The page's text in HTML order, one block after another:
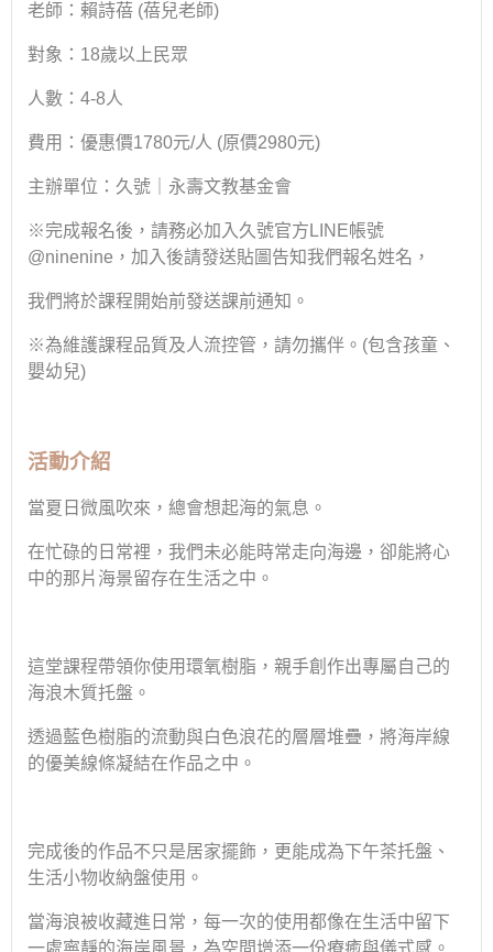
老師：賴詩蓓 (蓓兒老師)
對象： 18歲以上民眾
人數： 4-8 人
費用：優惠價1780元/人 (原價2980元)
主辦單位：久號｜永壽文教基金會
※完成報名後，請務必加入久號官方 LINE帳號
@ninenine ，加入後請發送貼圖告知我們報名姓名，
我們將於課程開始前發送課前通知。
※為維護課程品質及人流控管，請勿攜伴。 (包含孩童、
嬰幼兒)
活動介紹
當夏日微風吹來，總會想起海的氣息。
在忙碌的日常裡，我們未必能時常走向海邊，卻能將心
中的那片海景留存在生活之中。
這堂課程帶領你使用環氧樹脂，親手創作出專屬自己的
海浪木質托盤。
透過藍色樹脂的流動與白色浪花的層層堆疊，將海岸線
的優美線條凝結在作品之中。
完成後的作品不只是居家擺飾，更能成為下午茶托盤、
生活小物收納盤使用。
當海浪被收藏進日常，每一次的使用都像在生活中留下
一處寧靜的海岸風景，為空間增添一份療癒與儀式感。